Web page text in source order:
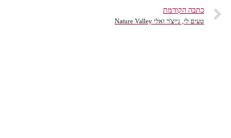
כתבה הקודמת
טעים לי, נייצ'ר ואלי Nature Valley